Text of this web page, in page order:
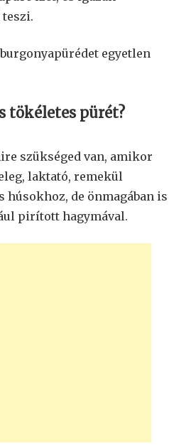
egyetlen
tökéletes pürét?
szükséged van, amikor
laktató, remekül
húsokhoz, de önmagában is
pirított hagymával.